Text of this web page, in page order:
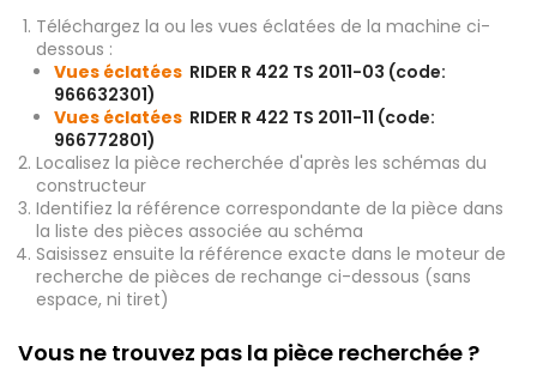
Téléchargez la ou les vues éclatées de la machine ci-
dessous :
Vues éclatées RIDER R 422 TS 2011-03 (code:
966632301)
Vues éclatées RIDER R 422 TS 2011-11 (code:
966772801)
Localisez la pièce recherchée d'après les schémas du
constructeur
Identifiez la référence correspondante de la pièce dans
la liste des pièces associée au schéma
Saisissez ensuite la référence exacte dans le moteur de
recherche de pièces de rechange ci-dessous (sans
espace, ni tiret)
Vous ne trouvez pas la pièce recherchée ?